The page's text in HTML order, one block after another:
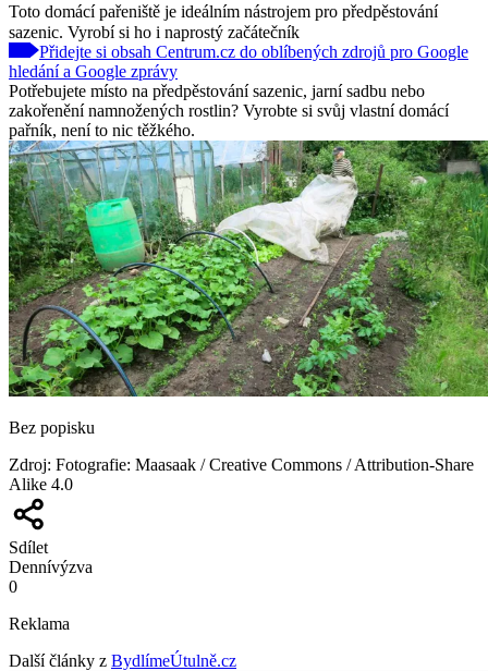
Toto domácí pařeniště je ideálním nástrojem pro předpěstování
sazenic. Vyrobí si ho i naprostý začátečník
Přidejte si obsah Centrum.cz do oblíbených zdrojů pro Google
hledání a Google zprávy
Potřebujete místo na předpěstování sazenic, jarní sadbu nebo
zakořenění namnožených rostlin? Vyrobte si svůj vlastní domácí
pařník, není to nic těžkého.
Bez popisku
Zdroj: Fotografie: Maasaak / Creative Commons / Attribution-Share
Alike 4.0
Sdílet
Dennívýzva
0
Reklama
Další články z BydlímeÚtulně.cz